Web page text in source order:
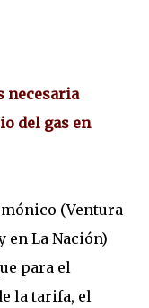
necesaria
del gas en
(Ventura
en La Nación)
para el
la tarifa, el